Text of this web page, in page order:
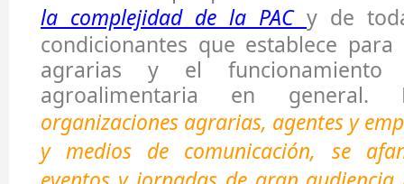
la complejidad de la PAC y de
condicionantes que establece
agrarias y el
agroalimentaria en
organizaciones agrarias, agentes y
y medios de comunicación, se